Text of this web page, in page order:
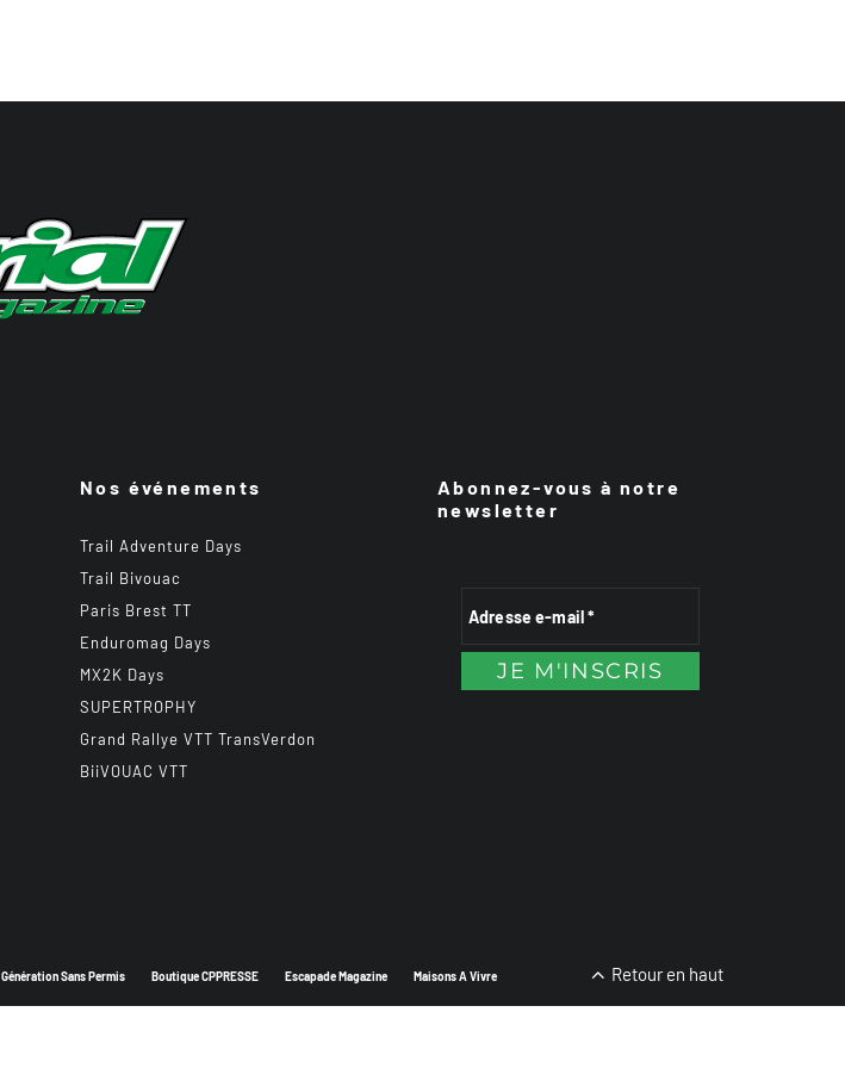
Nos événements
Trail Adventure Days
Trail Bivouac
Paris Brest TT
Enduromag Days
MX2K Days
SUPERTROPHY
Grand Rallye VTT TransVerdon
BiiVOUAC VTT
Abonnez-vous à notre
newsletter
Génération Sans Permis Boutique CPPRESSE Escapade Magazine Maisons A Vivre Retour en haut